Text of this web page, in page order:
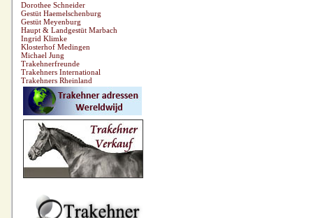
Dorothee Schneider
Gestüt Haemelschenburg
Gestüt Meyenburg
Haupt & Landgestüt Marbach
Ingrid Klimke
Klosterhof Medingen
Michael Jung
Trakehnerfreunde
Trakehners International
Trakehners Rheinland